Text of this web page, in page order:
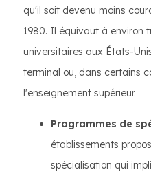
qu'il soit devenu moins
1980. Il équivaut à environ
universitaires aux États-
terminal ou, dans certains
l'enseignement supérieur.
Programmes de
établissements
spécialisation qui